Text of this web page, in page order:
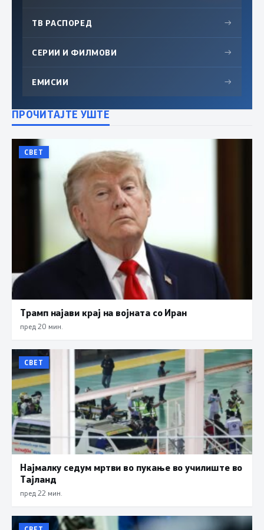
ТВ РАСПОРЕД →
СЕРИИ И ФИЛМОВИ →
ЕМИСИИ →
ПРОЧИТАЈТЕ УШТЕ
СВЕТ
Трамп најави крај на војната со Иран
пред 20 мин.
СВЕТ
Најмалку седум мртви во пукање во училиште во
Тајланд
пред 22 мин.